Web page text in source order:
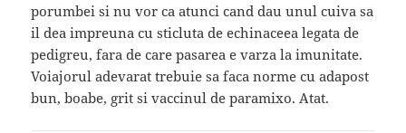
porumbei si nu vor ca atunci cand dau unul cuiva sa
il dea impreuna cu sticluta de echinaceea legata de
pedigreu, fara de care pasarea e varza la imunitate.
Voiajorul adevarat trebuie sa faca norme cu adapost
bun, boabe, grit si vaccinul de paramixo. Atat.